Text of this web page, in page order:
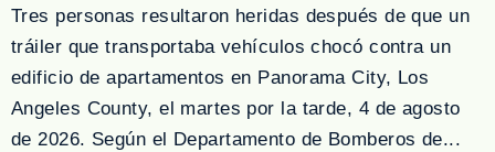
Tres personas resultaron heridas después de que un
tráiler que transportaba vehículos chocó contra un
edificio de apartamentos en Panorama City, Los
Angeles County, el martes por la tarde, 4 de agosto
de 2026. Según el Departamento de Bomberos de...